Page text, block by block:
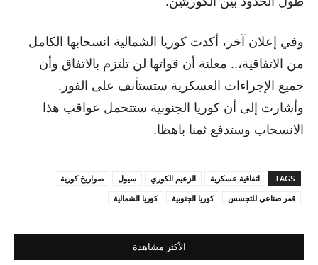
وفي إعلان آخر، أكدت كوريا الشمالية انسحابها الكامل
من الاتفاقية،.. معلنة أن قواتها لن تلتزم بالاتفاق وأن
جميع الإجراءات العسكرية ستستأنف على الفور.
وأشارت إلى أن كوريا الجنوبية ستتحمل عواقب هذا
الانسحاب وستدفع ثمنا باهظا.
TAGS اتفاقية عسكرية الزعيم الكوري سيول
صواريخ كورية
قمر صناعي للتجسس
كوريا الجنوبية كوريا الشمالية
الأكثر مشاهدة